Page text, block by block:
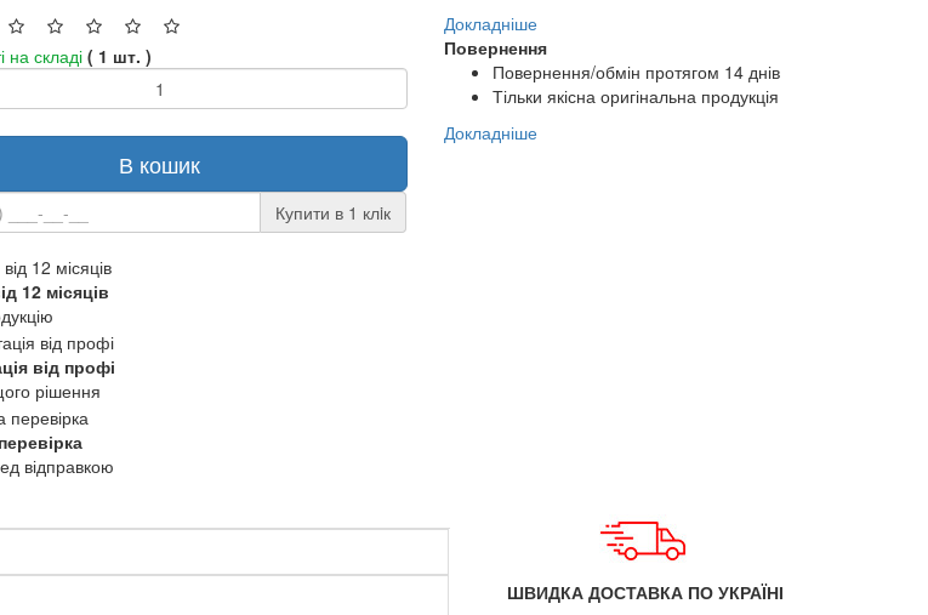
на складі ( 1 шт. )
В кошик
Купити в 1 клiк
Докладніше
Повернення
Повернення/обмін протягом 14 днів
Тільки якісна оригінальна продукція
Докладніше
12 місяців
від профі
рішення
відправкою
ШВИДКА ДОСТАВКА ПО УКРАЇНІ